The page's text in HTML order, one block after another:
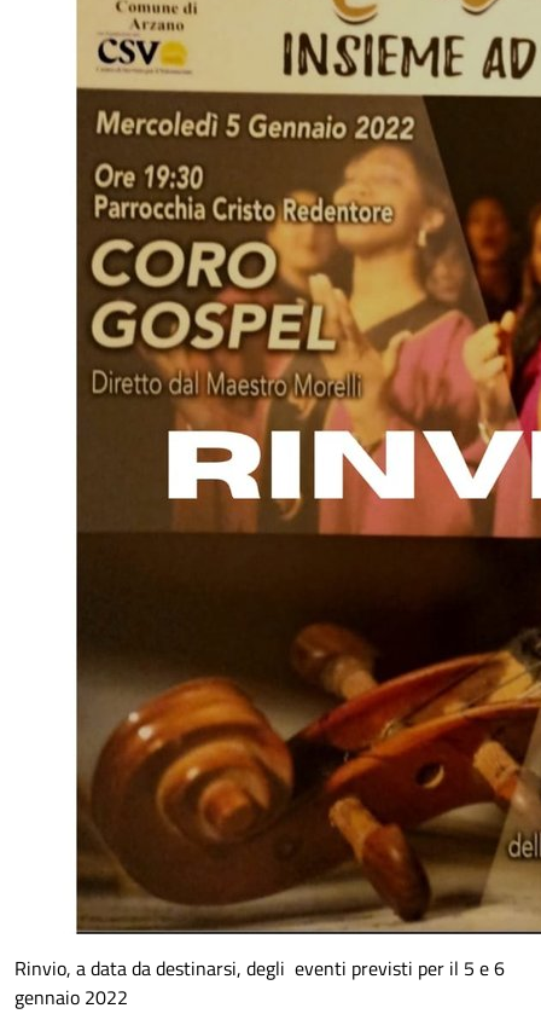
Rinvio, a data da destinarsi, degli eventi previsti per il 5 e 6
gennaio 2022